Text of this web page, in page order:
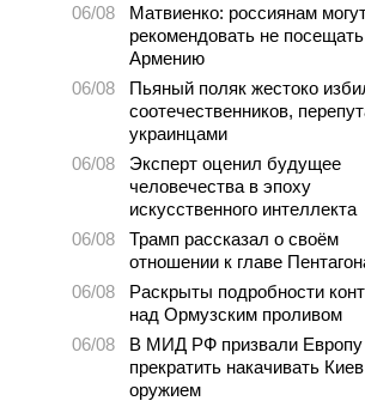
06/08
Матвиенко: россиянам
рекомендовать не посещать
Армению
06/08
Пьяный поляк жестоко
соотечественников,
украинцами
06/08
Эксперт оценил будущее
человечества в эпоху
искусственного интеллекта
06/08
Трамп рассказал о своём
отношении к главе
06/08
Раскрыты подробности
над Ормузским проливом
06/08
В МИД РФ призвали Европу
прекратить накачивать Киев
оружием